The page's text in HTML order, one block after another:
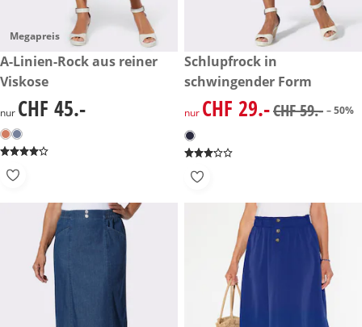
Megapreis
CHF 45.-
A-Linien-Rock aus reiner
Viskose
CHF 45.-
nur CHF 45.-
reduzierter Preis CHF 29.-,
-50%
Schlupfrock in
schwingender Form
reduzierter Preis CHF 29.-,
nur CHF 29.-CHF 59.- – 50%